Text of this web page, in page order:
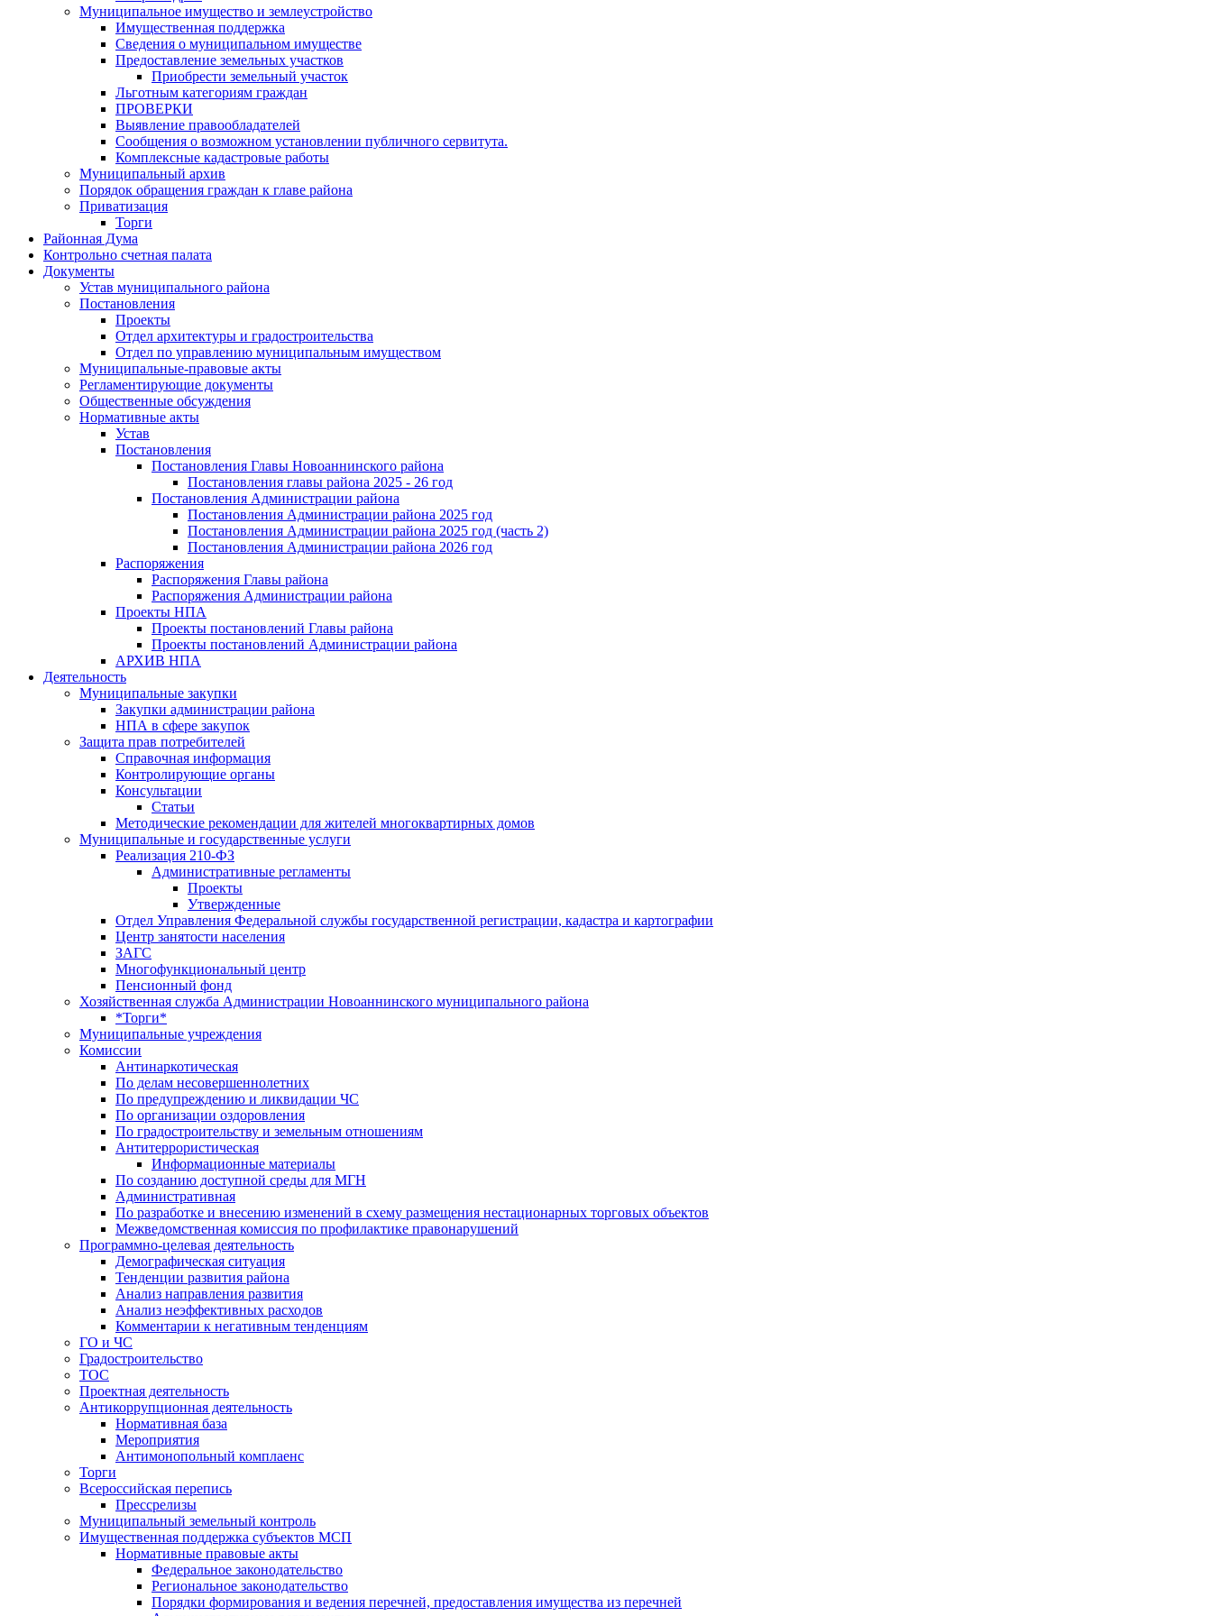
Муниципальное имущество и землеустройство
Имущественная поддержка
Сведения о муниципальном имуществе
Предоставление земельных участков
Приобрести земельный участок
Льготным категориям граждан
ПРОВЕРКИ
Выявление правообладателей
Сообщения о возможном установлении публичного сервитута.
Комплексные кадастровые работы
Муниципальный архив
Порядок обращения граждан к главе района
Приватизация
Торги
Районная Дума
Контрольно счетная палата
Документы
Устав муниципального района
Постановления
Проекты
Отдел архитектуры и градостроительства
Отдел по управлению муниципальным имуществом
Муниципальные-правовые акты
Регламентирующие документы
Общественные обсуждения
Нормативные акты
Устав
Постановления
Постановления Главы Новоаннинского района
Постановления главы района 2025 - 26 год
Постановления Администрации района
Постановления Администрации района 2025 год
Постановления Администрации района 2025 год (часть 2)
Постановления Администрации района 2026 год
Распоряжения
Распоряжения Главы района
Распоряжения Администрации района
Проекты НПА
Проекты постановлений Главы района
Проекты постановлений Администрации района
АРХИВ НПА
Деятельность
Муниципальные закупки
Закупки администрации района
НПА в сфере закупок
Защита прав потребителей
Справочная информация
Контролирующие органы
Консультации
Статьи
Методические рекомендации для жителей многоквартирных домов
Муниципальные и государственные услуги
Реализация 210-ФЗ
Административные регламенты
Проекты
Утвержденные
Отдел Управления Федеральной службы государственной регистрации, кадастра и картографии
Центр занятоcти населения
ЗАГС
Многофункциональный центр
Пенсионный фонд
Хозяйственная служба Администрации Новоаннинского муниципального района
*Торги*
Муниципальные учреждения
Комиссии
Антинаркотическая
По делам несовершеннолетних
По предупреждению и ликвидации ЧС
По организации оздоровления
По градостроительству и земельным отношениям
Антитеррористическая
Информационные материалы
По созданию доступной среды для МГН
Административная
По разработке и внесению изменений в схему размещения нестационарных торговых объектов
Межведомственная комиссия по профилактике правонарушений
Программно-целевая деятельность
Демографическая ситуация
Тенденции развития района
Анализ направления развития
Анализ неэффективных расходов
Комментарии к негативным тенденциям
ГО и ЧС
Градостроительство
ТОС
Проектная деятельность
Антикоррупционная деятельность
Нормативная база
Мероприятия
Антимонопольный комплаенс
Торги
Всероссийская перепись
Прессрелизы
Муниципальный земельный контроль
Имущественная поддержка субъектов МСП
Нормативные правовые акты
Федеральное законодательство
Региональное законодательство
Порядки формирования и ведения перечней, предоставления имущества из перечней